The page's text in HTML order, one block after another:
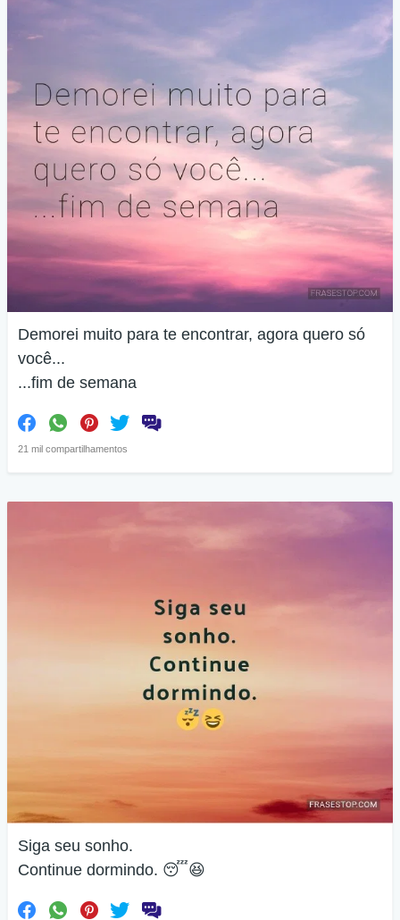
Demorei muito para te encontrar, agora quero só
você...
...fim de semana
21 mil compartilhamentos
Siga seu sonho.
Continue dormindo. 😴😆